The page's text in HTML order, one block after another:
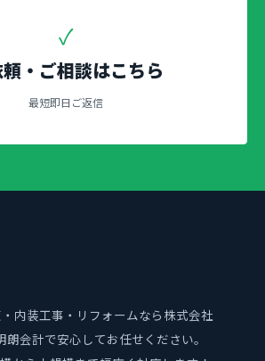
✓
・ご相談はこちら
最短即日ご返信
内装工事・リフォームなら株式会社
朗会計で安心してお任せください。